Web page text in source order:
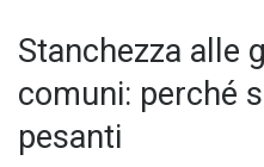
Stanchezza alle
comuni: perché
pesanti